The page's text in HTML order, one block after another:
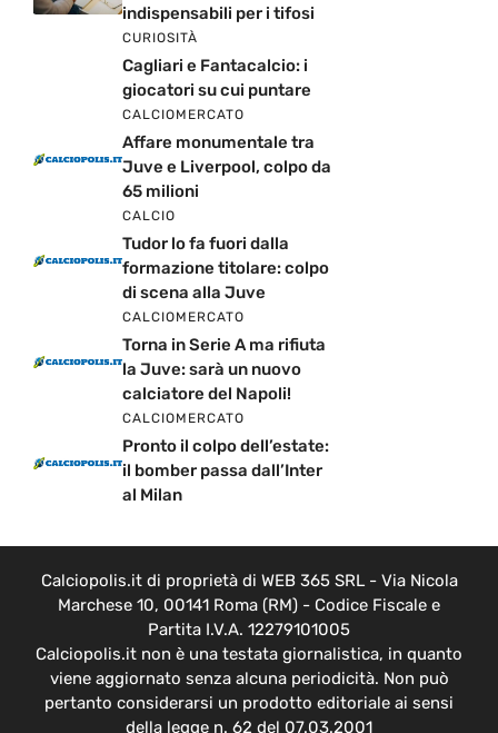
indispensabili per i tifosi
CURIOSITÀ
Cagliari e Fantacalcio: i
giocatori su cui puntare
CALCIOMERCATO
Affare monumentale tra
Juve e Liverpool, colpo da
65 milioni
CALCIO
Tudor lo fa fuori dalla
formazione titolare: colpo
di scena alla Juve
CALCIOMERCATO
Torna in Serie A ma rifiuta
la Juve: sarà un nuovo
calciatore del Napoli!
CALCIOMERCATO
Pronto il colpo dell’estate:
il bomber passa dall’Inter
al Milan
Calciopolis.it di proprietà di WEB 365 SRL - Via Nicola
Marchese 10, 00141 Roma (RM) - Codice Fiscale e
Partita I.V.A. 12279101005
Calciopolis.it non è una testata giornalistica, in quanto
viene aggiornato senza alcuna periodicità. Non può
pertanto considerarsi un prodotto editoriale ai sensi
della legge n. 62 del 07.03.2001